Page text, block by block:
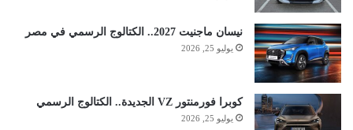
نيسان ماجنيت 2027.. الكتالوج الرسمي في مصر
يوليو 25, 2026
كوبرا فورمنتور VZ الجديدة.. الكتالوج الرسمي
يوليو 25, 2026